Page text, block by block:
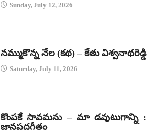
Sunday, July 12, 2026
నమ్ముకొన్న నేల (కథ) – కేతు విశ్వనాథరెడ్డి
Saturday, July 11, 2026
కొంపకే సావమను – మా డవుటుగాన్ని :
జానపదగీతం